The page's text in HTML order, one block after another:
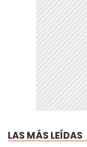
LAS MÁS LEÍDAS